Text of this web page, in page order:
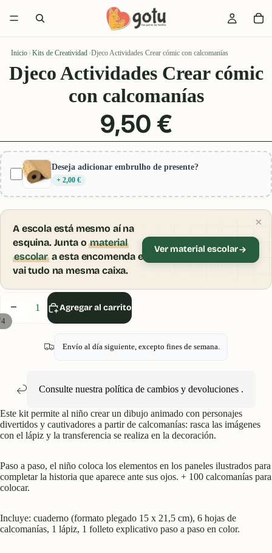
Inicio › Kits de Creatividad ›Djeco Actividades Crear cómic con calcomanías
4
Djeco Actividades Crear cómic
con calcomanías
9,50 €
Deseja adicionar embrulho de presente?
+ 2,00 €
Disminuir
cantidad
Aumentar
A escola está mesmo aí na
esquina. Junta omaterial
escolara esta encomenda e
vai tudo na mesma caixa.
Ver material escolar
Agregar al carrito
Envío al día siguiente, excepto fines de semana.
Consulte nuestra política de cambios y devoluciones.
Este kit permite al niño crear un dibujo animado con personajes
divertidos y cautivadores a partir de calcomanías: rasca las imágenes
con el lápiz y la transferencia se realiza en la decoración.
Paso a paso, el niño coloca los elementos en los paneles ilustrados para
completar la historia que aparece ante sus ojos. + 100 calcomanías para
colocar.
Incluye: cuaderno (formato plegado 15 x 21,5 cm), 6 hojas de
calcomanías, 1 lápiz, 1 folleto explicativo paso a paso en color.